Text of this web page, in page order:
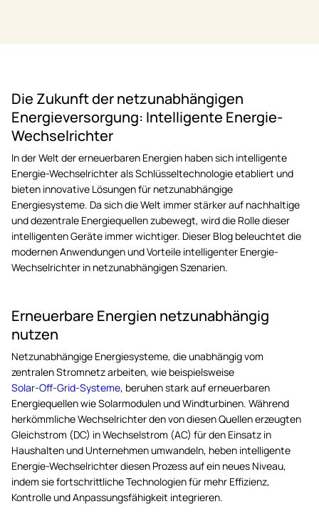
Die Zukunft der netzunabhängigen
Energieversorgung: Intelligente Energie-
Wechselrichter
In der Welt der erneuerbaren Energien haben sich intelligente
Energie-Wechselrichter als Schlüsseltechnologie etabliert und
bieten innovative Lösungen für netzunabhängige
Energiesysteme. Da sich die Welt immer stärker auf nachhaltige
und dezentrale Energiequellen zubewegt, wird die Rolle dieser
intelligenten Geräte immer wichtiger. Dieser Blog beleuchtet die
modernen Anwendungen und Vorteile intelligenter Energie-
Wechselrichter in netzunabhängigen Szenarien.
Erneuerbare Energien netzunabhängig
nutzen
Netzunabhängige Energiesysteme, die unabhängig vom
zentralen Stromnetz arbeiten, wie beispielsweise
Solar-Off-Grid-Systeme, beruhen stark auf erneuerbaren
Energiequellen wie Solarmodulen und Windturbinen. Während
herkömmliche Wechselrichter den von diesen Quellen erzeugten
Gleichstrom (DC) in Wechselstrom (AC) für den Einsatz in
Haushalten und Unternehmen umwandeln, heben intelligente
Energie-Wechselrichter diesen Prozess auf ein neues Niveau,
indem sie fortschrittliche Technologien für mehr Effizienz,
Kontrolle und Anpassungsfähigkeit integrieren.